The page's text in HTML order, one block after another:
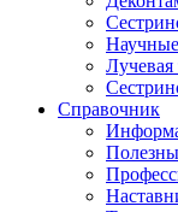
Научные
Лучевая
Справочник